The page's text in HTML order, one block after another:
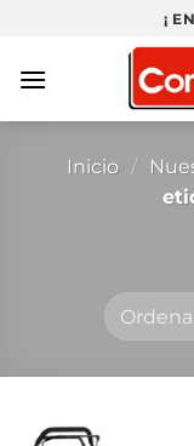
contenido
¡
Inicio /